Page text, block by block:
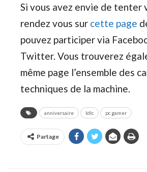
Si vous avez envie de tenter
rendez vous sur cette page
pouvez participer via
Twitter. Vous trouverez
même page l’ensemble des
techniques de la machine.
anniversaire ldlc pc gamer
Partage